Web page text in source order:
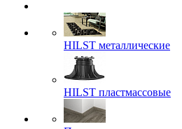
HILST металлические
HILST пластмассовые